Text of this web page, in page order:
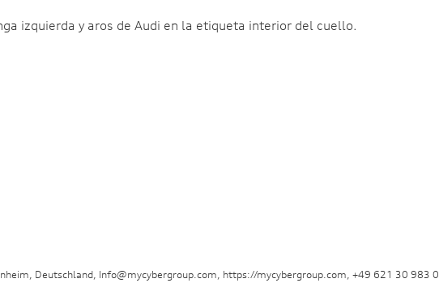
izquierda y aros de Audi en la etiqueta interior del cuello.
Deutschland, Info@mycybergroup.com, https://mycybergroup.com, +49 621 30 983 0